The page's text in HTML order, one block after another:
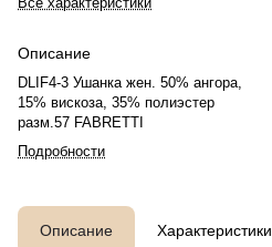
Описание
DLIF4-3 Ушанка жен. 50% ангора,
15% вискоза, 35% полиэстер
разм.57 FABRETTI
Подробности
Описание Характеристики